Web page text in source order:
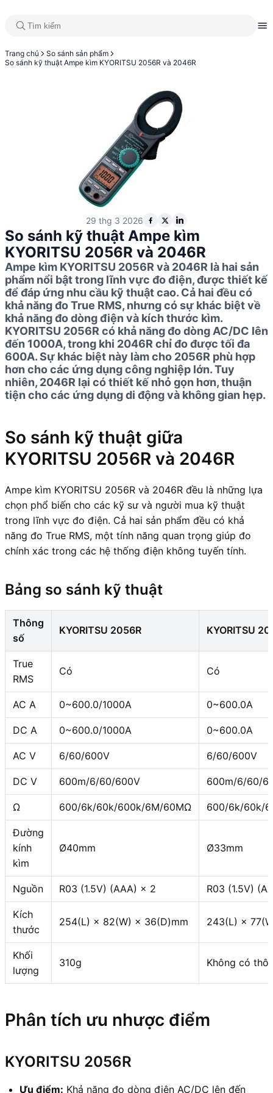
Trang chủ
So sánh sản phẩm
So sánh kỹ thuật Ampe kìm KYORITSU 2056R và 2046R
29 thg 3 2026
So sánh kỹ thuật Ampe kìm
KYORITSU 2056R và 2046R
Ampe kìm KYORITSU 2056R và 2046R là hai sản
phẩm nổi bật trong lĩnh vực đo điện, được thiết kế
để đáp ứng nhu cầu kỹ thuật cao. Cả hai đều có
khả năng đo True RMS, nhưng có sự khác biệt về
khả năng đo dòng điện và kích thước kìm.
KYORITSU 2056R có khả năng đo dòng AC/DC lên
đến 1000A, trong khi 2046R chỉ đo được tối đa
600A. Sự khác biệt này làm cho 2056R phù hợp
hơn cho các ứng dụng công nghiệp lớn. Tuy
nhiên, 2046R lại có thiết kế nhỏ gọn hơn, thuận
tiện cho các ứng dụng di động và không gian hẹp.
So sánh kỹ thuật giữa
KYORITSU 2056R và 2046R
Ampe kìm KYORITSU 2056R và 2046R đều là những lựa
chọn phổ biến cho các kỹ sư và người mua kỹ thuật
trong lĩnh vực đo điện. Cả hai sản phẩm đều có khả
năng đo True RMS, một tính năng quan trọng giúp đo
chính xác trong các hệ thống điện không tuyến tính.
Bảng so sánh kỹ thuật
Thông
số
KYORITSU 2056R KYORITSU
True
RMS
Có Có
AC A 0~600.0/1000A 0~600.0A
DC A 0~600.0/1000A 0~600.0A
AC V 6/60/600V 6/60/600V
DC V 600m/6/60/600V 600m/6/60/
Ω 600/6k/60k/600k/6M/60MΩ 600/6k/60k/
Đường
kính
kìm
Ø40mm Ø33mm
Nguồn R03 (1.5V) (AAA) × 2 R03 (1.5V)
Kích
thước
254(L) × 82(W) × 36(D)mm 243(L) ×
Khối
lượng
310g Không có
Phân tích ưu nhược điểm
KYORITSU 2056R
Ưu điểm: Khả năng đo dòng điện AC/DC lên đến